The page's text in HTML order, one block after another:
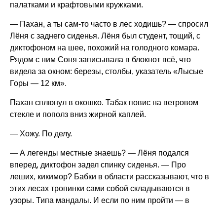
палатками и крафтовыми кружками.
— Пахан, а ты сам-то часто в лес ходишь? — спросил
Лёня с заднего сиденья. Лёня был студент, тощий, с
диктофоном на шее, похожий на голодного комара.
Рядом с ним Соня записывала в блокнот всё, что
видела за окном: березы, столбы, указатель «Лысые
Горы — 12 км».
Пахан сплюнул в окошко. Табак повис на ветровом
стекле и пополз вниз жирной каплей.
— Хожу. По делу.
— А легенды местные знаешь? — Лёня подался
вперед, диктофон задел спинку сиденья. — Про
леших, кикимор? Бабки в области рассказывают, что в
этих лесах тропинки сами собой складываются в
узоры. Типа мандалы. И если по ним пройти — в